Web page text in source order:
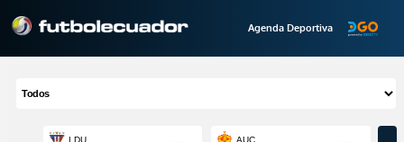
Agenda Deportiva